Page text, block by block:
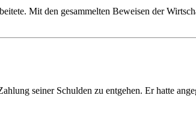
Mit den gesammelten Beweisen der
seiner Schulden zu entgehen. Er hatte